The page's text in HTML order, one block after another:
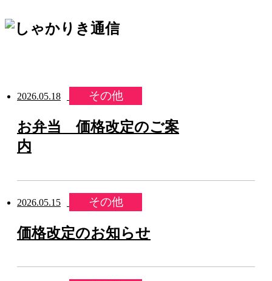
2026.05.18 その他
お弁当 価格改定のご案
内
2026.05.15 その他
価格改定のお知らせ